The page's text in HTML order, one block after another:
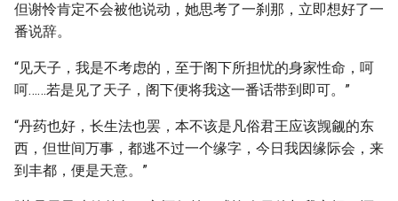
但谢怜肯定不会被他说动，她思考了一刹那，立即想好了一
番说辞。
“见天子，我是不考虑的，至于阁下所担忧的身家性命，呵
呵……若是见了天子，阁下便将我这一番话带到即可。”
“丹药也好，长生法也罢，本不该是凡俗君王应该觊觎的东
西，但世间万事，都逃不过一个缘字，今日我因缘际会，来
到丰都，便是天意。”